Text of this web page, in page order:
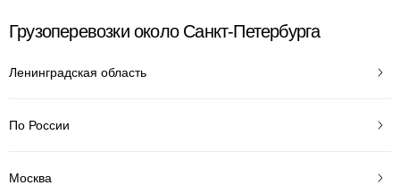
Грузоперевозки около Санкт-Петербурга
Ленинградская область
По России
Москва